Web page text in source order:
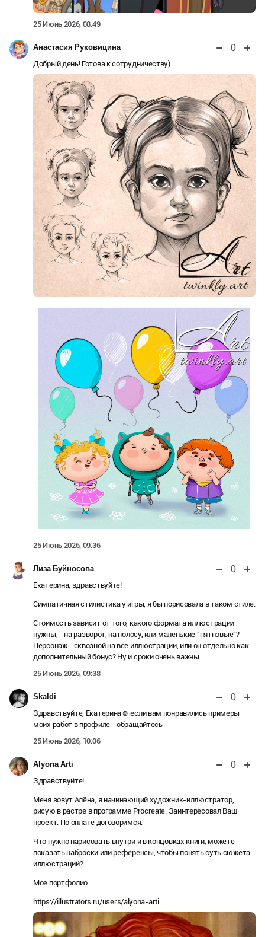
25 Июнь 2026, 08:49
Анастасия Руковицина 0
Добрый день! Готова к сотрудничеству)
25 Июнь 2026, 09:36
Лиза Буйносова 0
Екатерина, здравствуйте!
Симпатичная стилистика у игры, я бы порисовала в таком стиле.
Стоимость зависит от того, какого формата иллюстрации
нужны, - на разворот, на полосу, или маленькие "пятновые"?
Персонаж - сквозной на все иллюстрации, или он отдельно как
дополнительный бонус? Ну и сроки очень важны
25 Июнь 2026, 09:38
Skaldi 0
Здравствуйте, Екатерина☺️ если вам понравились примеры
моих работ в профиле - обращайтесь
25 Июнь 2026, 10:06
Alyona Arti 0
Здравствуйте!
Меня зовут Алёна, я начинающий художник-иллюстратор,
рисую в растре в программе Procreate. Заинтересовал Ваш
проект. По оплате договоримся.
Что нужно нарисовать внутри и в концовках книги, можете
показать наброски или референсы, чтобы понять суть сюжета
иллюстраций?
Мое портфолио
https://illustrators.ru/users/alyona-arti